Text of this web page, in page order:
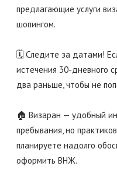
предлагающие услуги
шопингом.
🗓️ Следите за датами!
истечения 30-дневного
два раньше, чтобы не
🏠 Визаран — удобный
пребывания, но
планируете надолго
оформить ВНЖ.